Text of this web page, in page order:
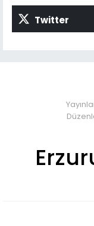
Twitter